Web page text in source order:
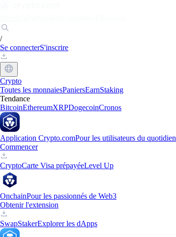
/
Se connecterS'inscrire
Crypto
Toutes les monnaiesPaniersEarnStaking
Tendance
BitcoinEthereumXRPDogecoinCronos
Application Crypto.comPour les utilisateurs du quotidien
Commencer
CryptoCarte Visa prépayéeLevel Up
OnchainPour les passionnés de Web3
Obtenir l'extension
SwapStakerExplorer les dApps